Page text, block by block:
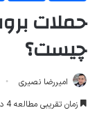
چیست؟
امیررضا نصیری
زمان تقریبی مطالعه 4 دقیقه